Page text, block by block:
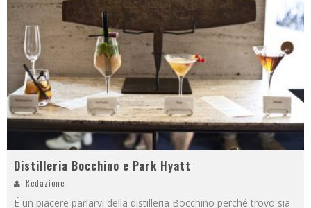
Distilleria Bocchino e Park Hyatt
Redazione
É un piacere parlarvi della distilleria Bocchino perché trovo sia